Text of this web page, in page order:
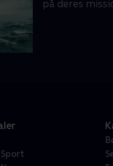
på deres
Sport